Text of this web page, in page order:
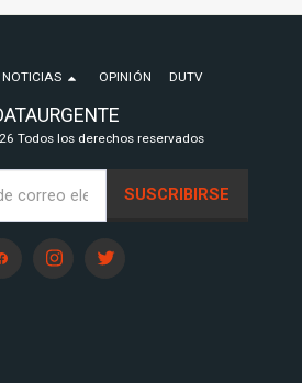
Todos los derechos reservados
NOTICIAS OPINIÓN DUTV
SUSCRIBIRSE